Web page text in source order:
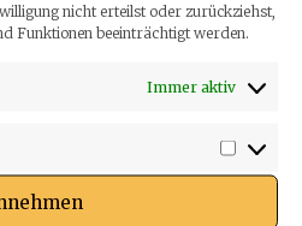
nicht erteilst oder zurückziehst,
Funktionen beeinträchtigt werden.
Immer aktiv